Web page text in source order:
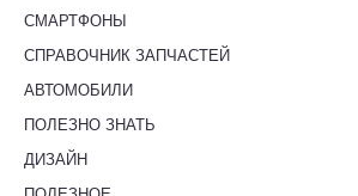
СМАРТФОНЫ
СПРАВОЧНИК ЗАПЧАСТЕЙ
АВТОМОБИЛИ
ПОЛЕЗНО ЗНАТЬ
ДИЗАЙН